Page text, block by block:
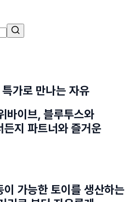
가로 만나는 자유
바이브, 블루투스와
지 파트너와 즐거운
가능한 토이를 생산하는